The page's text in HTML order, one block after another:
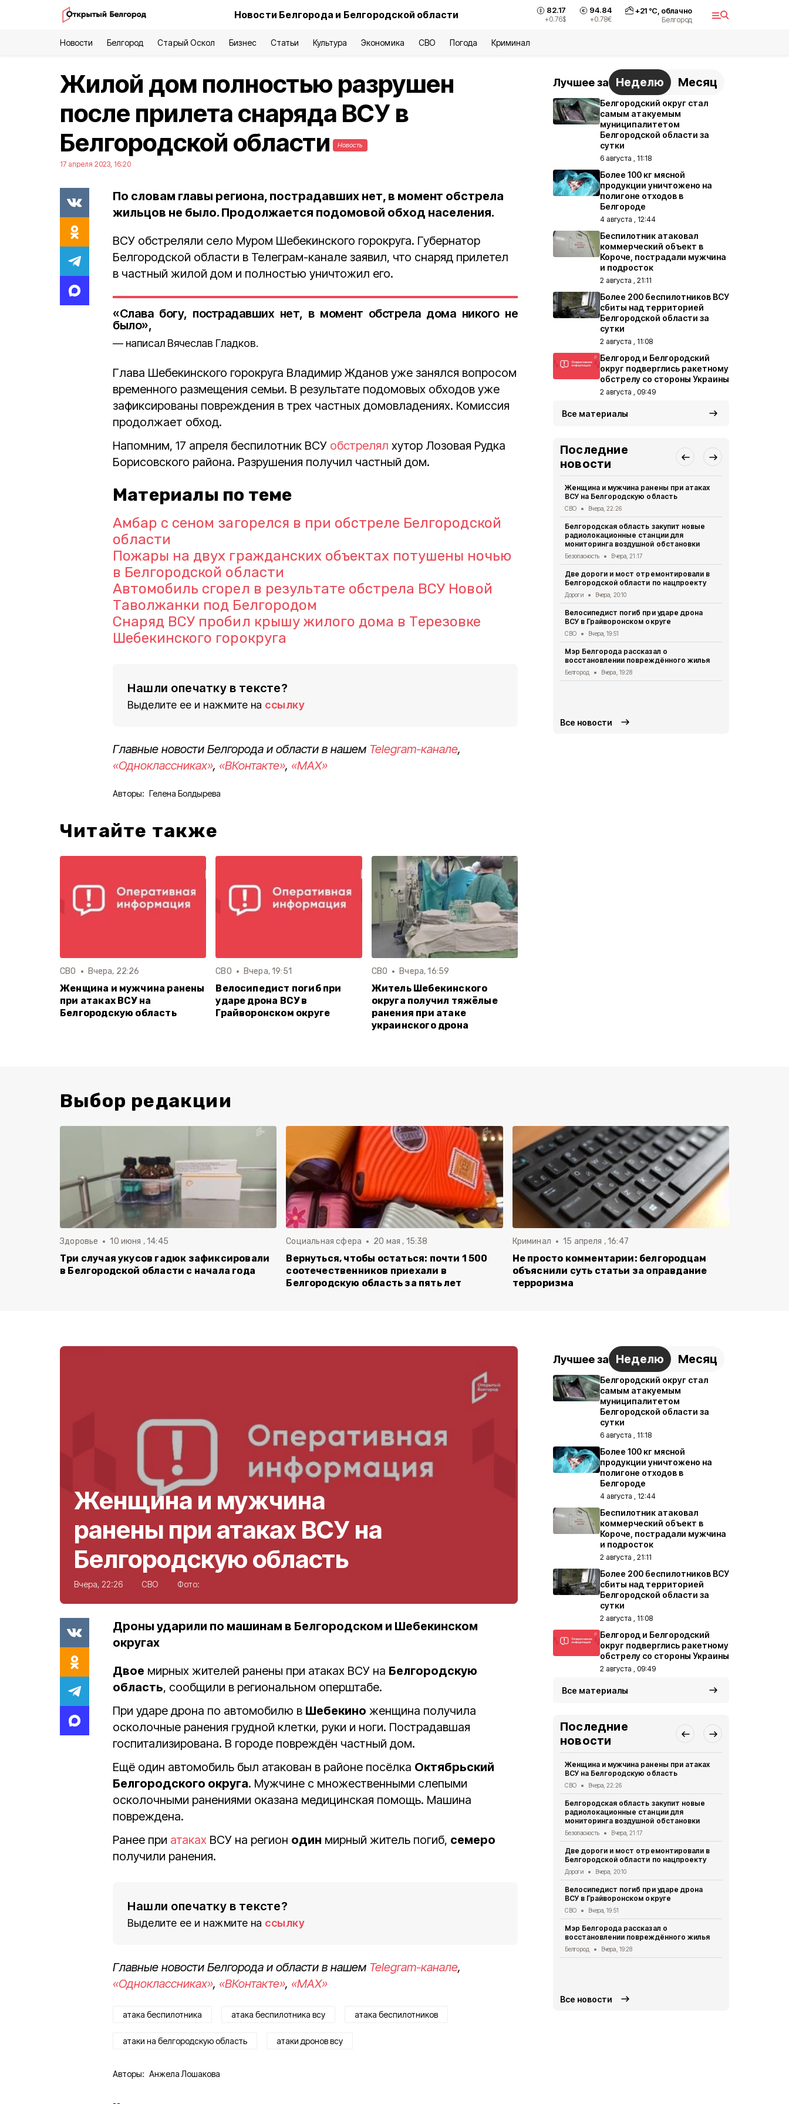
Новости Белгорода и Белгородской области 82.17
+0.76$
94.84
+0.78€
+21°С, облачно
Белгород
Новости Белгород Старый Оскол Бизнес Статьи Культура Экономика СВО Погода Криминал
Жилой дом полностью разрушен
после прилета снаряда ВСУ в
Белгородской области
Новость
17 апреля 2023, 16:20
По словам главы региона, пострадавших нет, в момент обстрела
жильцов не было. Продолжается подомовой обход населения.
ВСУ обстреляли село Муром Шебекинского горокруга. Губернатор
Белгородской области в Телеграм-канале заявил, что снаряд прилетел
в частный жилой дом и полностью уничтожил его.
«Слава богу, пострадавших нет, в момент обстрела дома никого не
было»,
написал Вячеслав Гладков.
Глава Шебекинского горокруга Владимир Жданов уже занялся вопросом
временного размещения семьи. В результате подомовых обходов уже
зафиксированы повреждения в трех частных домовладениях. Комиссия
продолжает обход.
Напомним, 17 апреля беспилотник ВСУ обстрелял хутор Лозовая Рудка
Борисовского района. Разрушения получил частный дом.
Материалы по теме
Амбар с сеном загорелся в при обстреле Белгородской
области
Пожары на двух гражданских объектах потушены ночью
в Белгородской области
Автомобиль сгорел в результате обстрела ВСУ Новой
Таволжанки под Белгородом
Снаряд ВСУ пробил крышу жилого дома в Терезовке
Шебекинского горокруга
Нашли опечатку в тексте?
Выделите ее и нажмите на ссылку
Главные новости Белгорода и области в нашем Telegram-канале,
«Одноклассниках», «ВКонтакте», «MAX»
Авторы: Гелена Болдырева
Читайте также
СВО Вчера, 22:26
Женщина и мужчина ранены
при атаках ВСУ на
Белгородскую область
СВО Вчера, 19:51
Велосипедист погиб при
ударе дрона ВСУ в
Грайворонском округе
СВО Вчера, 16:59
Житель Шебекинского
округа получил тяжёлые
ранения при атаке
украинского дрона
Лучшее за Неделю Месяц
Белгородский округ стал
самым атакуемым
муниципалитетом
Белгородской области за
сутки
6 августа , 11:18
Более 100 кг мясной
продукции уничтожено на
полигоне отходов в
Белгороде
4 августа , 12:44
Беспилотник атаковал
коммерческий объект в
Короче, пострадали мужчина
и подросток
2 августа , 21:11
Более 200 беспилотников ВСУ
сбиты над территорией
Белгородской области за
сутки
2 августа , 11:08
Белгород и Белгородский
округ подверглись ракетному
обстрелу со стороны Украины
2 августа , 09:49
Все материалы
Последние
новости
Женщина и мужчина ранены при атаках
ВСУ на Белгородскую область
СВО Вчера, 22:26
Белгородская область закупит новые
радиолокационные станции для
мониторинга воздушной обстановки
Безопасность Вчера, 21:17
Две дороги и мост отремонтировали в
Белгородской области по нацпроекту
Дороги Вчера, 20:10
Велосипедист погиб при ударе дрона
ВСУ в Грайворонском округе
СВО Вчера, 19:51
Мэр Белгорода рассказал о
восстановлении повреждённого жилья
Белгород Вчера, 19:28
Все новости
Выбор редакции
Здоровье 10 июня , 14:45
Три случая укусов гадюк зафиксировали
в Белгородской области с начала года
Социальная сфера 20 мая , 15:38
Вернуться, чтобы остаться: почти 1 500
соотечественников приехали в
Белгородскую область за пять лет
Криминал 15 апреля , 16:47
Не просто комментарии: белгородцам
объяснили суть статьи за оправдание
терроризма
Женщина и мужчина
ранены при атаках ВСУ на
Белгородскую область
Вчера, 22:26 СВО Фото:
Дроны ударили по машинам в Белгородском и Шебекинском
округах
Двое мирных жителей ранены при атаках ВСУ на Белгородскую
область, сообщили в региональном оперштабе.
При ударе дрона по автомобилю в Шебекино женщина получила
осколочные ранения грудной клетки, руки и ноги. Пострадавшая
госпитализирована. В городе повреждён частный дом.
Ещё один автомобиль был атакован в районе посёлка Октябрьский
Белгородского округа. Мужчине с множественными слепыми
осколочными ранениями оказана медицинская помощь. Машина
повреждена.
Ранее при атаках ВСУ на регион один мирный житель погиб, семеро
получили ранения.
Нашли опечатку в тексте?
Выделите ее и нажмите на ссылку
Главные новости Белгорода и области в нашем Telegram-канале,
«Одноклассниках», «ВКонтакте», «MAX»
атака беспилотника атака беспилотника всу атака беспилотников
атаки на белгородскую область атаки дронов всу
Авторы: Анжела Лошакова
Лучшее за Неделю Месяц
Белгородский округ стал
самым атакуемым
муниципалитетом
Белгородской области за
сутки
6 августа , 11:18
Более 100 кг мясной
продукции уничтожено на
полигоне отходов в
Белгороде
4 августа , 12:44
Беспилотник атаковал
коммерческий объект в
Короче, пострадали мужчина
и подросток
2 августа , 21:11
Более 200 беспилотников ВСУ
сбиты над территорией
Белгородской области за
сутки
2 августа , 11:08
Белгород и Белгородский
округ подверглись ракетному
обстрелу со стороны Украины
2 августа , 09:49
Все материалы
Последние
новости
Женщина и мужчина ранены при атаках
ВСУ на Белгородскую область
СВО Вчера, 22:26
Белгородская область закупит новые
радиолокационные станции для
мониторинга воздушной обстановки
Безопасность Вчера, 21:17
Две дороги и мост отремонтировали в
Белгородской области по нацпроекту
Дороги Вчера, 20:10
Велосипедист погиб при ударе дрона
ВСУ в Грайворонском округе
СВО Вчера, 19:51
Мэр Белгорода рассказал о
восстановлении повреждённого жилья
Белгород Вчера, 19:28
Все новости